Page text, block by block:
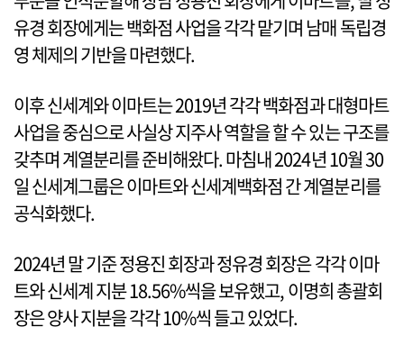
유경 회장에게는 백화점 사업을 각각 맡기며 남매 독립경
영 체제의 기반을 마련했다.
이후 신세계와 이마트는 2019년 각각 백화점과 대형마트
사업을 중심으로 사실상 지주사 역할을 할 수 있는 구조를
갖추며 계열분리를 준비해왔다. 마침내 2024년 10월 30
일 신세계그룹은 이마트와 신세계백화점 간 계열분리를
공식화했다.
2024년 말 기준 정용진 회장과 정유경 회장은 각각 이마
트와 신세계 지분 18.56%씩을 보유했고, 이명희 총괄회
장은 양사 지분을 각각 10%씩 들고 있었다.